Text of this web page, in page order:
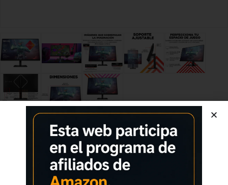
HP OMEN 27k – Monitor Gaming de 27″
Más información del producto